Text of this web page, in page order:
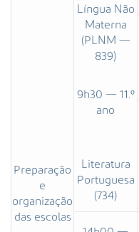
Preparação
e
organização
das escolas
Língua Não
Materna
(PLNM —
839)
9h30 — 11.º
ano
Literatura
Portuguesa
(734)